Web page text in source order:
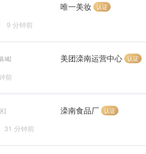
9 分钟前
唯一美妆 认证
城]
前
美团滦南运营中心 认证
]
31 分钟前
滦南食品厂 认证